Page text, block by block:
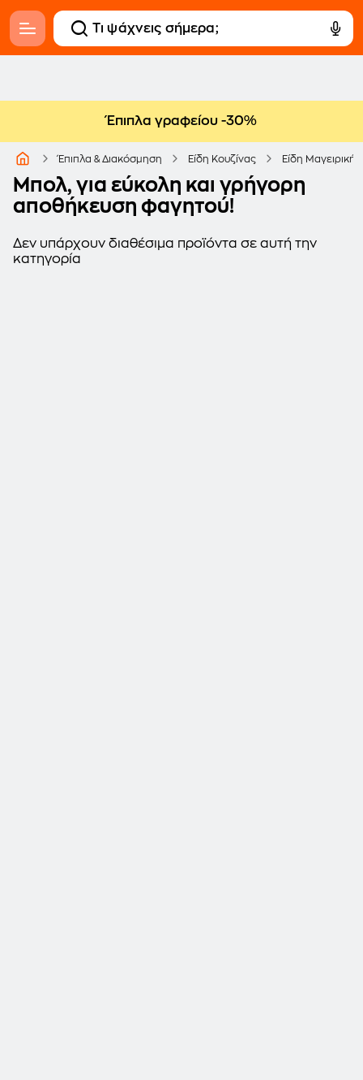
Έπιπλα γραφείου -30%
Έπιπλα & Διακόσμηση Είδη Κουζίνας Είδη
Μπολ, για εύκολη και γρήγορη
αποθήκευση φαγητού!
Δεν υπάρχουν διαθέσιμα προϊόντα σε αυτή την
κατηγορία